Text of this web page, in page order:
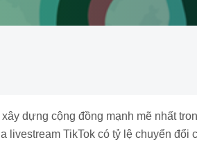
dựng cộng đồng mạnh mẽ nhất
TikTok có tỷ lệ chuyển đổi